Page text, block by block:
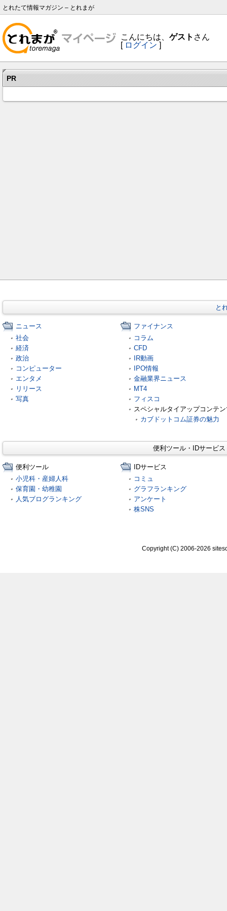
とれたて情報マガジン – とれまが
こんにちは、 ゲスト さん
[ ログイン ]
PR
と
ニュース
社会
経済
政治
コンピューター
エンタメ
リリース
写真
ファイナンス
コラム
CFD
IR動画
IPO情報
金融業界ニュース
MT4
フィスコ
スペシャルタイアップコンテ
カブドットコム証券の魅力
便利ツール・IDサービ
便利ツール
小児科・産婦人科
保育園・幼稚園
人気ブログランキング
IDサービス
コミュ
グラフランキング
アンケート
株SNS
Copyright (C) 2006-2026